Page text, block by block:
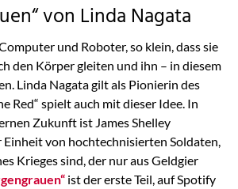
von Linda Nagata
und Roboter, so klein, dass sie
den Körper gleiten und ihn – in diesem
Linda Nagata gilt als Pionierin des
Red“ spielt auch mit dieser Idee. In
Zukunft ist James Shelley
Einheit von hochtechnisierten Soldaten,
Krieges sind, der nur aus Geldgier
ist der erste Teil, auf Spotify